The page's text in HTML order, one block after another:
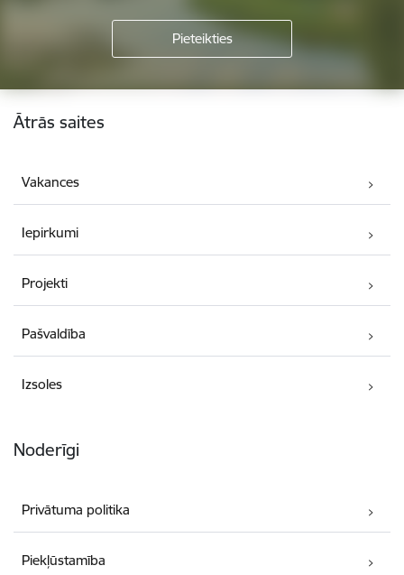
Kājene
Ātrās saites
Vakances
Iepirkumi
Projekti
Pašvaldība
Izsoles
Noderīgi
Privātuma politika
Piekļūstamība